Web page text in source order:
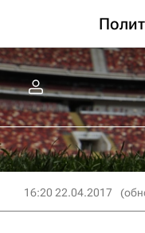
16:20 22.04.2017